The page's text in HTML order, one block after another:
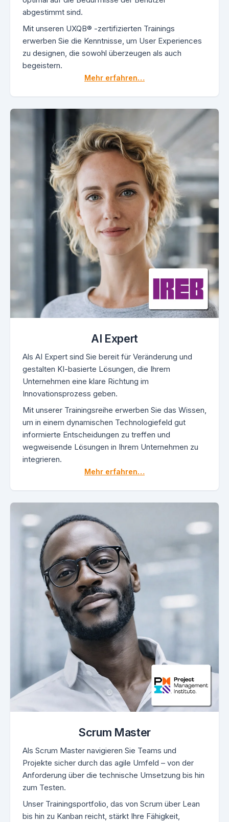
abgestimmt sind.
Mit unseren UXQB® -zertifizierten Trainings
erwerben Sie die Kenntnisse, um User Experiences
zu designen, die sowohl überzeugen als auch
begeistern.
Mehr erfahren…
AI Expert
Als AI Expert sind Sie bereit für Veränderung und
gestalten KI-basierte Lösungen, die Ihrem
Unternehmen eine klare Richtung im
Innovationsprozess geben.
Mit unserer Trainingsreihe erwerben Sie das Wissen,
um in einem dynamischen Technologiefeld gut
informierte Entscheidungen zu treffen und
wegweisende Lösungen in Ihrem Unternehmen zu
integrieren.
Mehr erfahren…
Scrum Master
Als Scrum Master navigieren Sie Teams und
Projekte sicher durch das agile Umfeld – von der
Anforderung über die technische Umsetzung bis hin
zum Testen.
Unser Trainingsportfolio, das von Scrum über Lean
bis hin zu Kanban reicht, stärkt Ihre Fähigkeit,